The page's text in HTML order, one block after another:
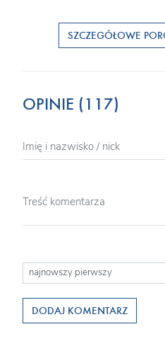
SZCZEGÓŁOWE
OPINIE (117)
DODAJ KOMENTARZ